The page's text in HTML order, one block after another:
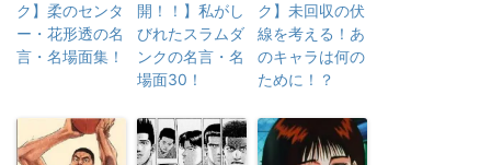
ク】柔のセンタ
ー・花形透の名
言・名場面集！
開！！】私がし
びれたスラムダ
ンクの名言・名
場面30！
ク】未回収の伏
線を考える！あ
のキャラは何の
ために！？